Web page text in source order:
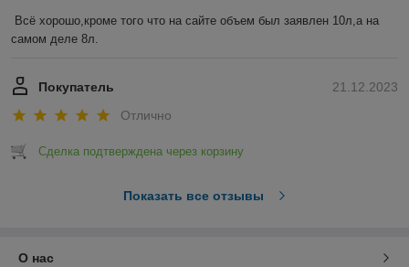
Всё хорошо,кроме того что на сайте объем был заявлен 10л,а на
самом деле 8л.
21.12.2023
Покупатель
Отлично
Сделка подтверждена через корзину
Показать все отзывы
О нас